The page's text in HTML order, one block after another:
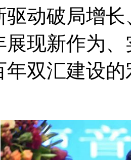
驱动破局增
展现新作为
年双汇建设